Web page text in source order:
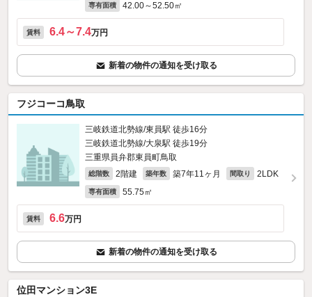
専有面積 42.00～52.50㎡
賃料 6.4～7.4万円
新着の物件の通知を受け取る
フジコーコ鳥取
三岐鉄道北勢線/東員駅 徒歩16分
三岐鉄道北勢線/大泉駅 徒歩19分
三重県員弁郡東員町鳥取
総階数 2階建 築年数 築7年11ヶ月 間取り 2LDK
専有面積 55.75㎡
賃料 6.6万円
新着の物件の通知を受け取る
位田マンション3E